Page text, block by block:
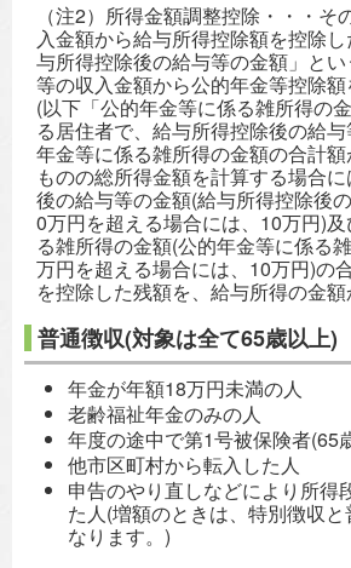
（注2）所得金額調整控除・・・そ
入金額から給与所得控除額を控除
与所得控除後の給与等の金額」と
等の収入金額から公的年金等控除
(以下「公的年金等に係る雑所得の
る居住者で、給与所得控除後の給
年金等に係る雑所得の金額の合計
ものの総所得金額を計算する場合
後の給与等の金額(給与所得控除後
0万円を超える場合には、10万円)
る雑所得の金額(公的年金等に係る
万円を超える場合には、10万円)の
を控除した残額を、給与所得の金額
普通徴収(対象は全て65歳以上)
年金が年額18万円未満の人
老齢福祉年金のみの人
年度の途中で第1号被保険者(65
他市区町村から転入した人
申告のやり直しなどにより所得
た人(増額のときは、特別徴収
なります。)